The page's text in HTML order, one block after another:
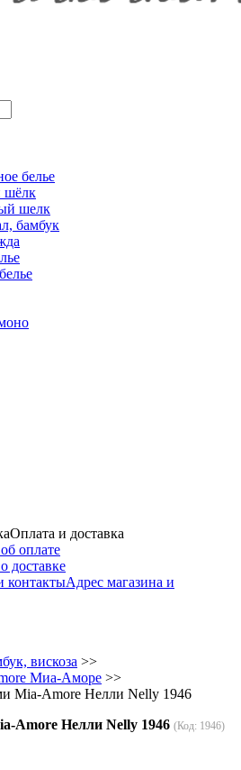
белье
шёлк
шелк
бамбук
Оплата и доставка
оплате
доставке
Адрес магазина и
вискоза >>
Миа-Аморе >>
Mia-Amore Нелли Nelly 1946
Amore Нелли Nelly 1946 (Код: 1946)